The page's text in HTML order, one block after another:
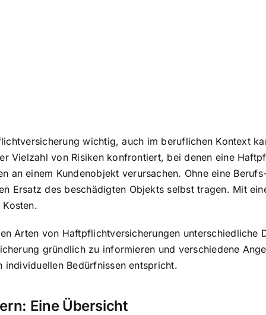
wichtig, auch im beruflichen Kontext
Vielzahl von Risiken konfrontiert, bei denen eine
an einem Kundenobjekt verursachen. Ohne eine
Ersatz des beschädigten Objekts selbst tragen. Mit
Arten von Haftpflichtversicherungen unterschiedliche
gründlich zu informieren und verschiedene
individuellen Bedürfnissen entspricht.
Eine Übersicht